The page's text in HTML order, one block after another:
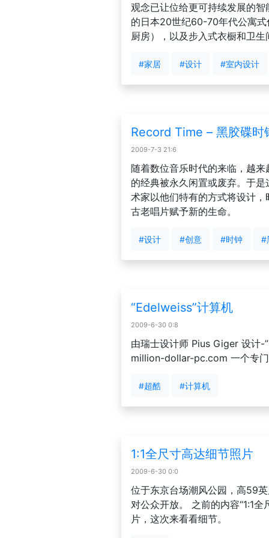
观念已让位给更可持续发展的
的日本20世纪60-70年代公寓
厨房），以及步入式衣橱和卫
#家居 #设计 #室内设计
Record Time – 黑胶碟时
2009-7-3 21:6
随着数位音乐时代的来临，越
的经典被永久闲置或废弃。于
术家以他们特有的方式将设计
古老唱片赋予新的生命。
#设计 #创意 #时钟 #
“Edelweiss”计算机
2009-6-30 0:8
由瑞士设计师 Pius Giger 设计-
million-dollar-pc.com 一个专
#超酷 #计算机
1:1全尺寸高达细节照片
2009-6-30 0:0
位于东京台场潮风公园，高59
对公众开放。 之前的内容“1:1
片，这次来看看细节。